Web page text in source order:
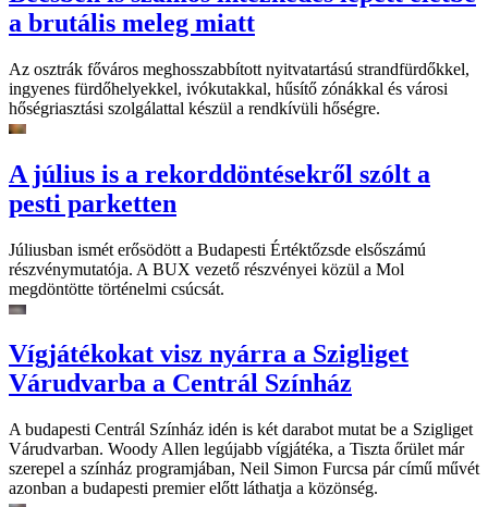
a brutális meleg miatt
Az osztrák főváros meghosszabbított nyitvatartású strandfürdőkkel,
ingyenes fürdőhelyekkel, ivókutakkal, hűsítő zónákkal és városi
hőségriasztási szolgálattal készül a rendkívüli hőségre.
A július is a rekorddöntésekről szólt a
pesti parketten
Júliusban ismét erősödött a Budapesti Értéktőzsde elsőszámú
részvénymutatója. A BUX vezető részvényei közül a Mol
megdöntötte történelmi csúcsát.
Vígjátékokat visz nyárra a Szigliget
Várudvarba a Centrál Színház
A budapesti Centrál Színház idén is két darabot mutat be a Szigliget
Várudvarban. Woody Allen legújabb vígjátéka, a Tiszta őrület már
szerepel a színház programjában, Neil Simon Furcsa pár című művét
azonban a budapesti premier előtt láthatja a közönség.